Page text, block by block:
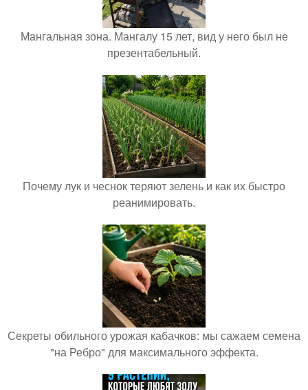
Мангальная зона. Мангалу 15 лет, вид у него был не
презентабельный.
Почему лук и чеснок теряют зелень и как их быстро
реанимировать.
Секреты обильного урожая кабачков: мы сажаем семена
"на Ребро" для максимального эффекта.